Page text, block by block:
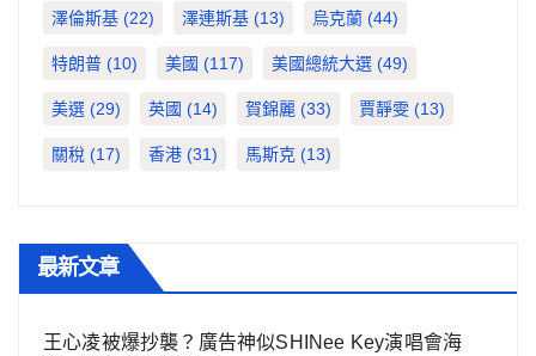
澤倫斯基 (22) 澤連斯基 (13) 烏克蘭 (44)
特朗普 (10) 美國 (117) 美國總統大選 (49)
美選 (29) 英國 (14) 賀錦麗 (33) 賈靜雯 (13)
關稅 (17) 香港 (31) 馬斯克 (13)
最新文章
王心凌被爆抄襲？廣告神似SHINee Key演唱會海